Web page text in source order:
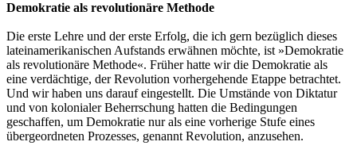
Demokratie als revolutionäre Methode
Die erste Lehre und der erste Erfolg, die ich gern bezüglich dieses
lateinamerikanischen Aufstands erwähnen möchte, ist »Demokratie
als revolutionäre Methode«. Früher hatte wir die Demokratie als
eine verdächtige, der Revolution vorhergehende Etappe betrachtet.
Und wir haben uns darauf eingestellt. Die Umstände von Diktatur
und von kolonialer Beherrschung hatten die Bedingungen
geschaffen, um Demokratie nur als eine vorherige Stufe eines
übergeordneten Prozesses, genannt Revolution, anzusehen.